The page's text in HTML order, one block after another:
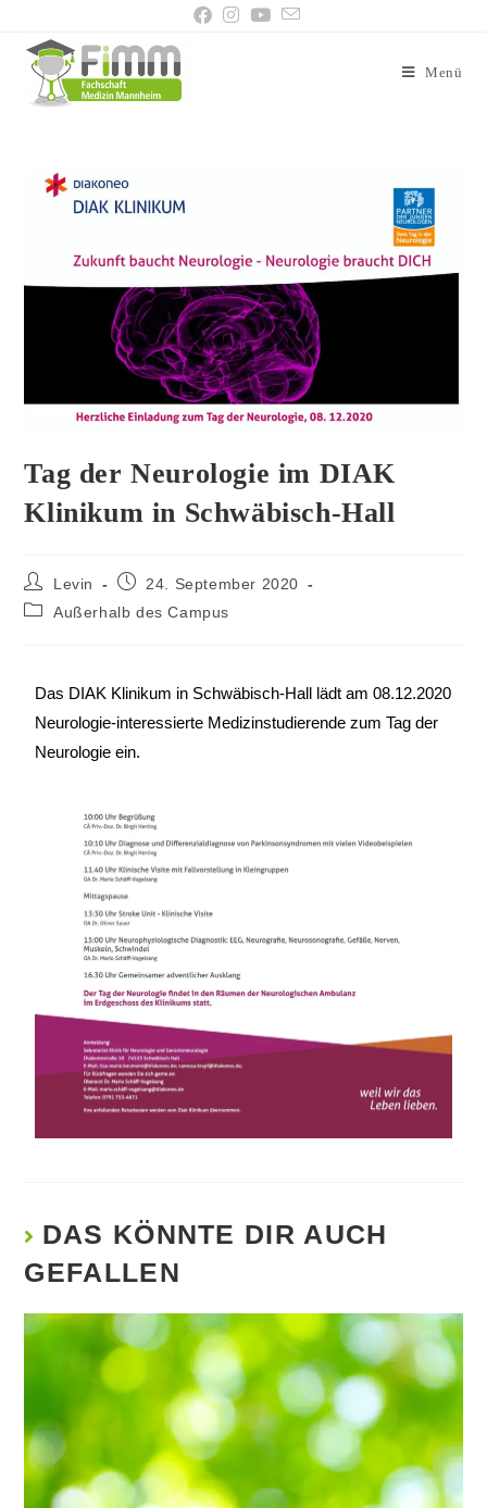
Menü
Tag der Neurologie im DIAK
Klinikum in Schwäbisch-Hall
Levin
24. September 2020
Außerhalb des Campus
Das DIAK Klinikum in Schwäbisch-Hall lädt am 08.12.2020
Neurologie-interessierte Medizinstudierende zum Tag der
Neurologie ein.
DAS KÖNNTE DIR AUCH
GEFALLEN